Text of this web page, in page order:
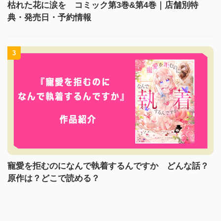
枯れた花に涙を コミック第3巻&第4巻｜店舗別特
典・発売日・予約情報
3
寵愛を拒むのになんで執着するんですか どんな話？
原作は？どこで読める？